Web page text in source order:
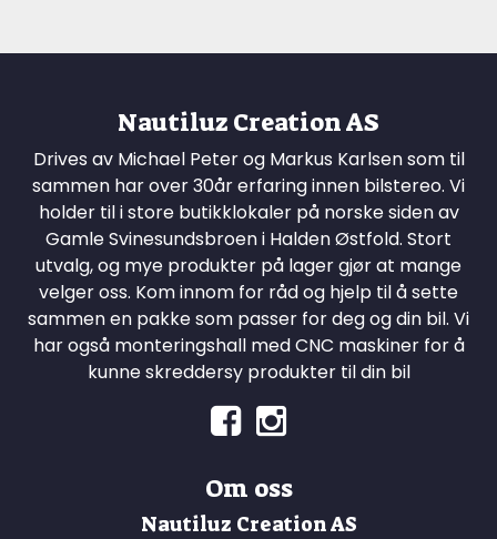
Nautiluz Creation AS
Drives av Michael Peter og Markus Karlsen som til
sammen har over 30år erfaring innen bilstereo. Vi
holder til i store butikklokaler på norske siden av
Gamle Svinesundsbroen i Halden Østfold. Stort
utvalg, og mye produkter på lager gjør at mange
velger oss. Kom innom for råd og hjelp til å sette
sammen en pakke som passer for deg og din bil. Vi
har også monteringshall med CNC maskiner for å
kunne skreddersy produkter til din bil
Om oss
Nautiluz Creation AS